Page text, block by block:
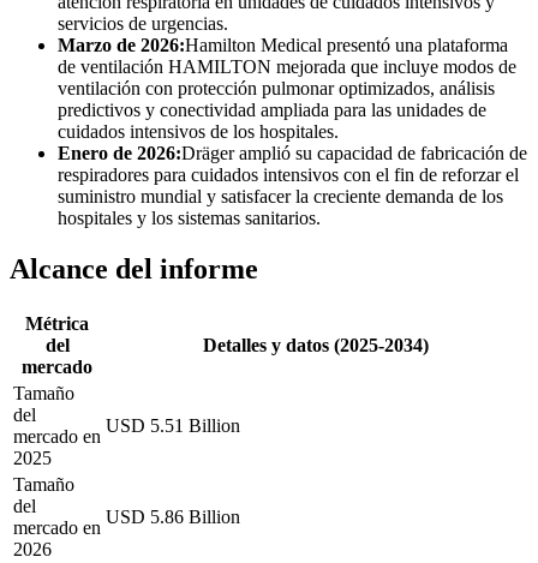
servicios de urgencias.
Marzo de 2026:Hamilton Medical presentó una plataforma
de ventilación HAMILTON mejorada que incluye modos de
ventilación con protección pulmonar optimizados, análisis
predictivos y conectividad ampliada para las unidades de
cuidados intensivos de los hospitales.
Enero de 2026:Dräger amplió su capacidad de fabricación de
respiradores para cuidados intensivos con el fin de reforzar el
suministro mundial y satisfacer la creciente demanda de los
hospitales y los sistemas sanitarios.
Alcance del informe
Métrica
del
mercado
Detalles y datos (2025-2034)
Tamaño
del
mercado en
2025
USD 5.51 Billion
Tamaño
del
mercado en
2026
USD 5.86 Billion